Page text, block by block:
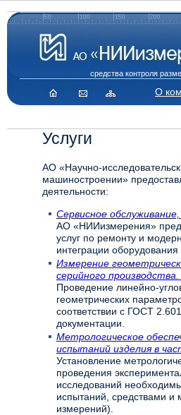
средства контроля
О
Услуги
АО «Научно-
машиностроении»
деятельности:
Сервисное
АО «НИИизмерения»
услуг по ремонту и
интеграции
Измерение
серийного
Проведение линейно-
геометрических
соответствии с ГОСТ
документации.
Метрологическое
испытаний изделия в
Установление
проведения
исследований
испытаний, средствами и
измерений).